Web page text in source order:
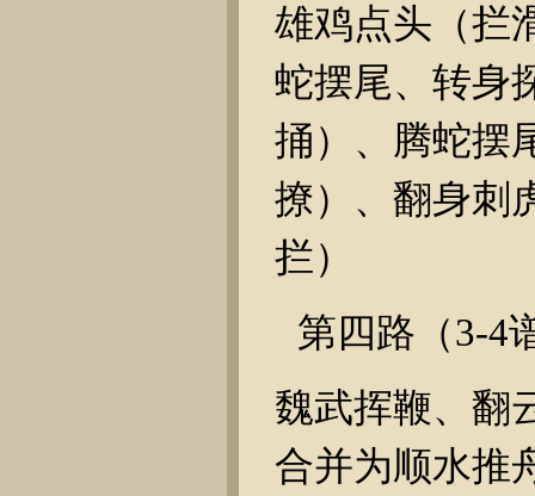
雄鸡点头（拦
蛇摆尾、转身
捅）、腾蛇摆
撩）、翻身刺
拦）
第四路（3-4
魏武挥鞭、翻
合并为顺水推